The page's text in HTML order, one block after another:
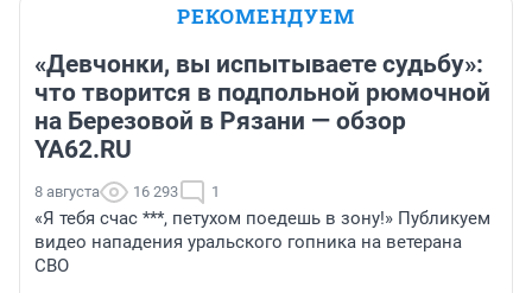
РЕКОМЕНДУЕМ
«Девчонки, вы испытываете судьбу»:
что творится в подпольной рюмочной
на Березовой в Рязани — обзор
YA62.RU
8 августа 16 293 1
«Я тебя счас ***, петухом поедешь в зону!» Публикуем
видео нападения уральского гопника на ветерана
СВО